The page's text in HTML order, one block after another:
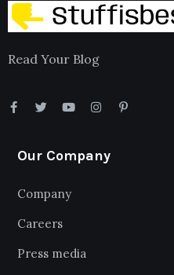
Read Your Blog
Our Company
Company
Careers
Press media